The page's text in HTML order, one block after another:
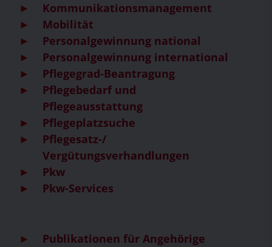
Kommunikationsmanagement
Mobilität
Personalgewinnung national
Personalgewinnung international
Pflegegrad-Beantragung
Pflegebedarf und
Pflegeausstattung
Pflegeplatzsuche
Pflegesatz-/
Vergütungsverhandlungen
Pkw
Pkw-Services
Publikationen für Angehörige